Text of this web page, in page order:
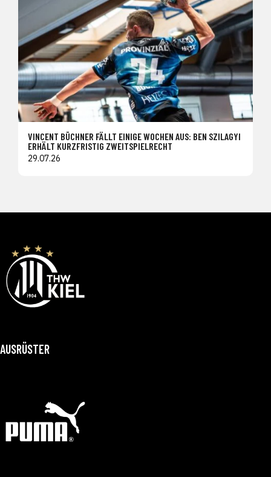
VINCENT BÜCHNER FÄLLT EINIGE WOCHEN AUS: BEN SZILAGYI
ERHÄLT KURZFRISTIG ZWEITSPIELRECHT
29.07.26
AUSRÜSTER